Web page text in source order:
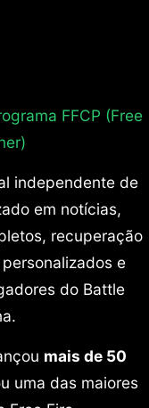
FFCP (Free
independente de
em notícias,
recuperação
e
do Battle
mais de 50
uma das maiores